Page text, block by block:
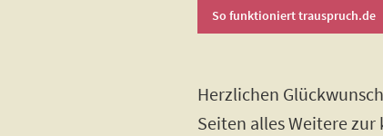
So funktioniert trauspruch.de
Herzlichen
Seiten alles Weitere